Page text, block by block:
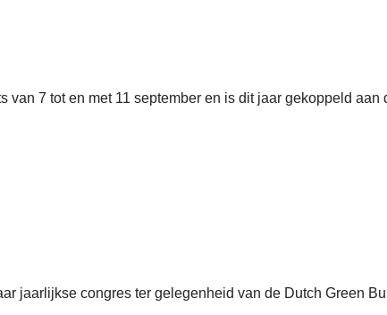
7 tot en met 11 september en is dit jaar gekoppeld
jaarlijkse congres ter gelegenheid van de Dutch Green